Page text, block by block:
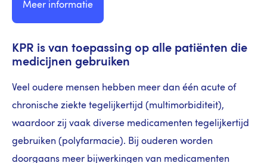
Meer informatie
KPR is van toepassing op alle patiënten die
medicijnen gebruiken
Veel oudere mensen hebben meer dan één acute of
chronische ziekte tegelijkertijd (multimorbiditeit),
waardoor zij vaak diverse medicamenten tegelijkertijd
gebruiken (polyfarmacie). Bij ouderen worden
doorgaans meer bijwerkingen van medicamenten